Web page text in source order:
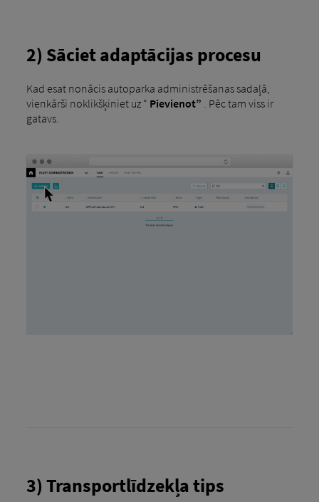
2) Sāciet adaptācijas procesu
Kad esat nonācis autoparka administrēšanas sadaļā,
vienkārši noklikšķiniet uz “ Pievienot” . Pēc tam viss ir
gatavs.
3) Transportlīdzekļa tips